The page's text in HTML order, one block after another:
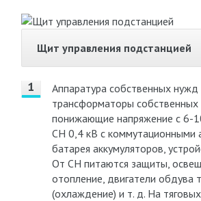
Щит управления подстанцией
Аппаратура собственных
трансформаторы
понижающие напряжение с 6-
СН 0,4 кВ с коммутационными
батарея аккумуляторов,
От СН питаются защиты,
отопление, двигатели обдува
(охлаждение) и т. д. На тяговых